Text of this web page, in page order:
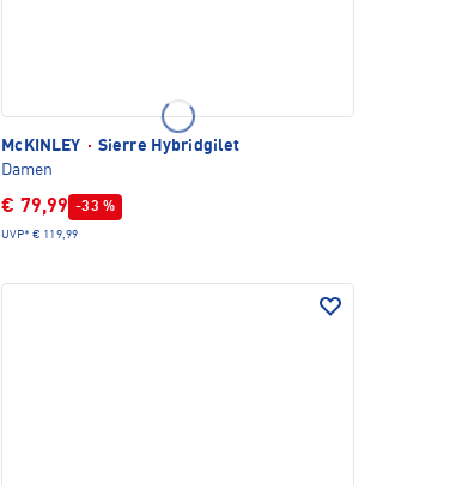
McKINLEY · Sierre Hybridgilet
Damen
€ 79,99 -33 %
UVP* € 119,99